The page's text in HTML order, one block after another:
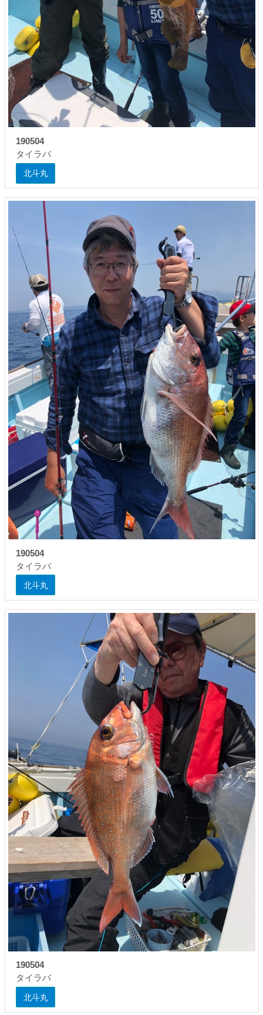
190504
タイラバ
北斗丸
190504
タイラバ
北斗丸
190504
タイラバ
北斗丸